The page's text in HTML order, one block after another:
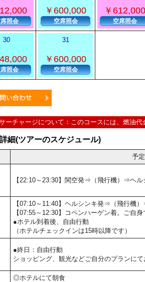
照会
￥600,000
空席照会
￥612,000
空席照会
30
照会
31
￥600,000
空席照会
ーチャージについて：このコースには、燃油代
細(ツアーのスケジュール)
予定
【22:10～23:30】関空発⇒（飛行機）⇒ヘル
【07:10～11:40】ヘルシンキ発⇒（飛行機
【07:55～12:30】コペンハーゲン着。ご自
●ホテル到着後、自由行動
（ホテルチェックインは15時以降です）
●終日：自由行動
ショッピング、観光などご自分のプランに
◎ホテルにて朝食